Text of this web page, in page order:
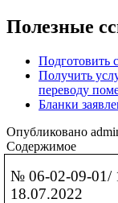
Полезные
Подготовить
Получить
переводу
Бланки
Опубликовано
Содержимое
№ 06-02-09-01/